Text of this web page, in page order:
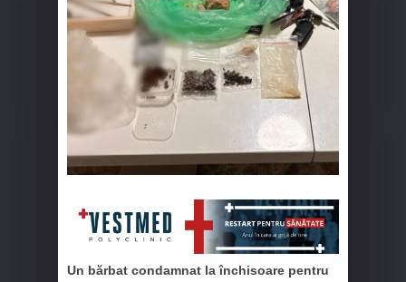
Un bărbat condamnat la închisoare pentru